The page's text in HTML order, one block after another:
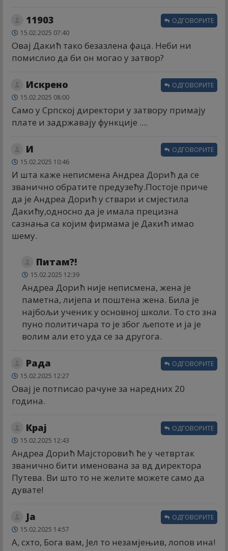
11903
15.02.2025 07:40
Овај Дакић тако безазлена фаца. Неби ни
помислио да би он могао у затвор?
ОДГОВОРИТЕ
Искрено
15.02.2025 08:00
Само у Српској директори у затвору примају
плате и задржавају функције ....
ОДГОВОРИТЕ
И
15.02.2025 10:46
И шта каже неписмена Андреа Дорић да се
званично обратите предузећу.Постоје приче
да је Андреа Дорић у ствари и смјестила
Дакићу,односно да је имала прецизна
сазнања са којим фирмама је Дакић имао
шему.
ОДГОВОРИТЕ
Питам?!
15.02.2025 12:39
Андреа Дорић није неписмена, жена је
паметна, лијепа и поштена жена. Била је
најбољи ученик у основној школи. То сто зна
пуно политичара то је због љепоте и ја је
волим али ето уда се за другога.
Рада
15.02.2025 12:27
Овај је потписао рачуне за наредних 20
година.
ОДГОВОРИТЕ
Крај
15.02.2025 12:43
Андреа Дорић Мајсторовић ће у четвртак
званично бити именована за вд директора
Путева. Ви што то не желите можете само да
дувате!
ОДГОВОРИТЕ
Ја
15.02.2025 14:57
А, схто, Бога вам, Јел то незамјењив, лопов ина!
ОДГОВОРИТЕ